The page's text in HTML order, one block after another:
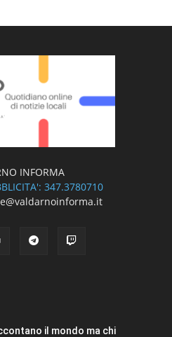
INFORMA
347.3780710
il mondo ma chi